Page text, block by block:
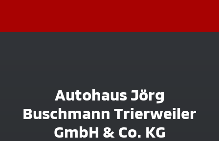
Autohaus Jörg
Buschmann Trierweiler
GmbH & Co. KG